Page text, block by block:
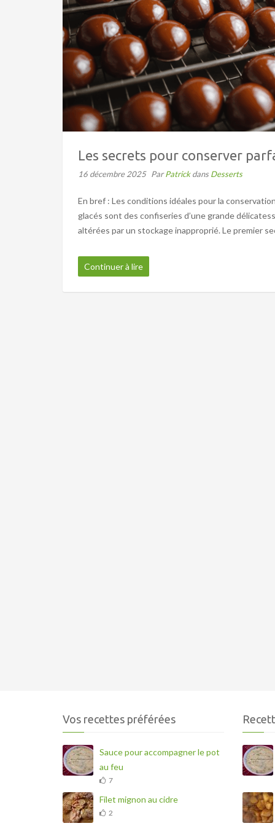
Les secrets pour conserver
16 décembre 2025 ParPatrickdans Desserts
En bref : Les conditions idéales pour la
glacés sont des confiseries d’une grande
altérées par un stockage inapproprié. Le premier
Continuer à lire
Vos recettes préférées
Sauce pour accompagner le pot
au feu
7
Filet mignon au cidre
2